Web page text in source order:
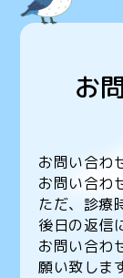
お
お問い合わ
お問い合わ
ただ、診療
後日の返信
お問い合わ
願い致しま